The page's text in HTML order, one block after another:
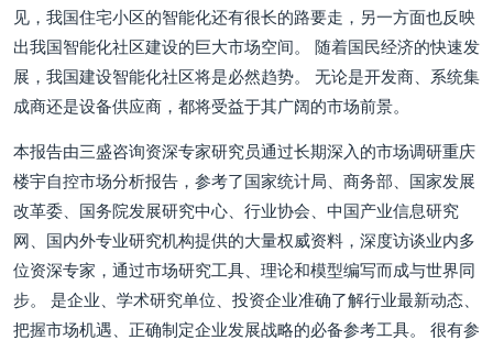
见，我国住宅小区的智能化还有很长的路要走，另一方面也反映
出我国智能化社区建设的巨大市场空间。 随着国民经济的快速发
展，我国建设智能化社区将是必然趋势。 无论是开发商、系统集
成商还是设备供应商，都将受益于其广阔的市场前景。
本报告由三盛咨询资深专家研究员通过长期深入的市场调研重庆
楼宇自控市场分析报告，参考了国家统计局、商务部、国家发展
改革委、国务院发展研究中心、行业协会、中国产业信息研究
网、国内外专业研究机构提供的大量权威资料，深度访谈业内多
位资深专家，通过市场研究工具、理论和模型编写而成与世界同
步。 是企业、学术研究单位、投资企业准确了解行业最新动态、
把握市场机遇、正确制定企业发展战略的必备参考工具。 很有参